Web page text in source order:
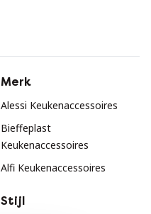
Merk
Alessi Keukenaccessoires
Bieffeplast
Keukenaccessoires
Alfi Keukenaccessoires
Stijl